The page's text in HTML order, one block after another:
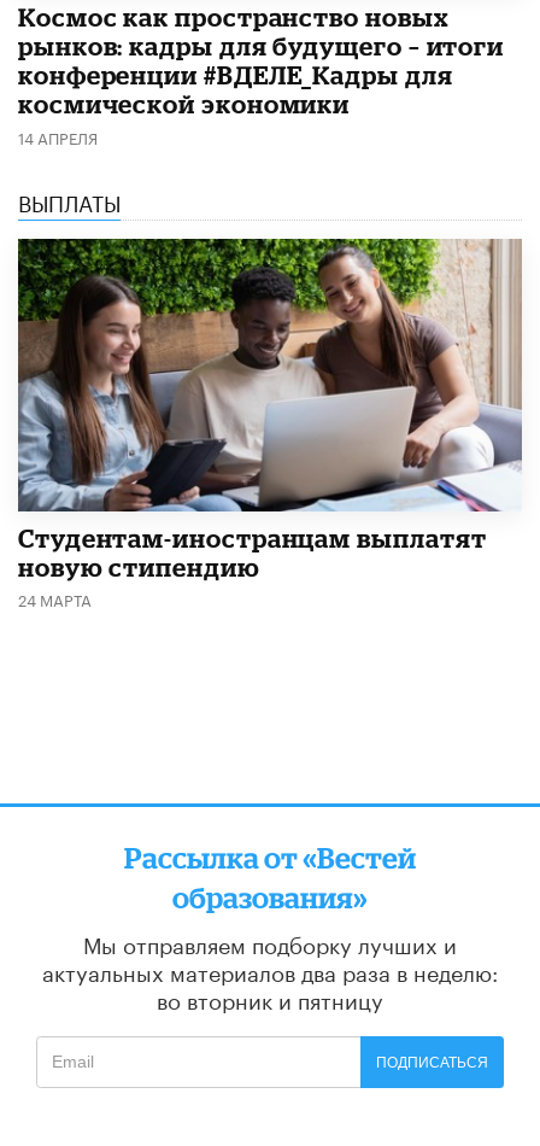
Космос как пространство новых
рынков: кадры для будущего – итоги
конференции #ВДЕЛЕ_Кадры для
космической экономики
14 АПРЕЛЯ
ВЫПЛАТЫ
Студентам-иностранцам выплатят
новую стипендию
24 МАРТА
Рассылка от «Вестей
образования»
Мы отправляем подборку лучших и
актуальных материалов два раза в неделю:
во вторник и пятницу
ПОДПИСАТЬСЯ